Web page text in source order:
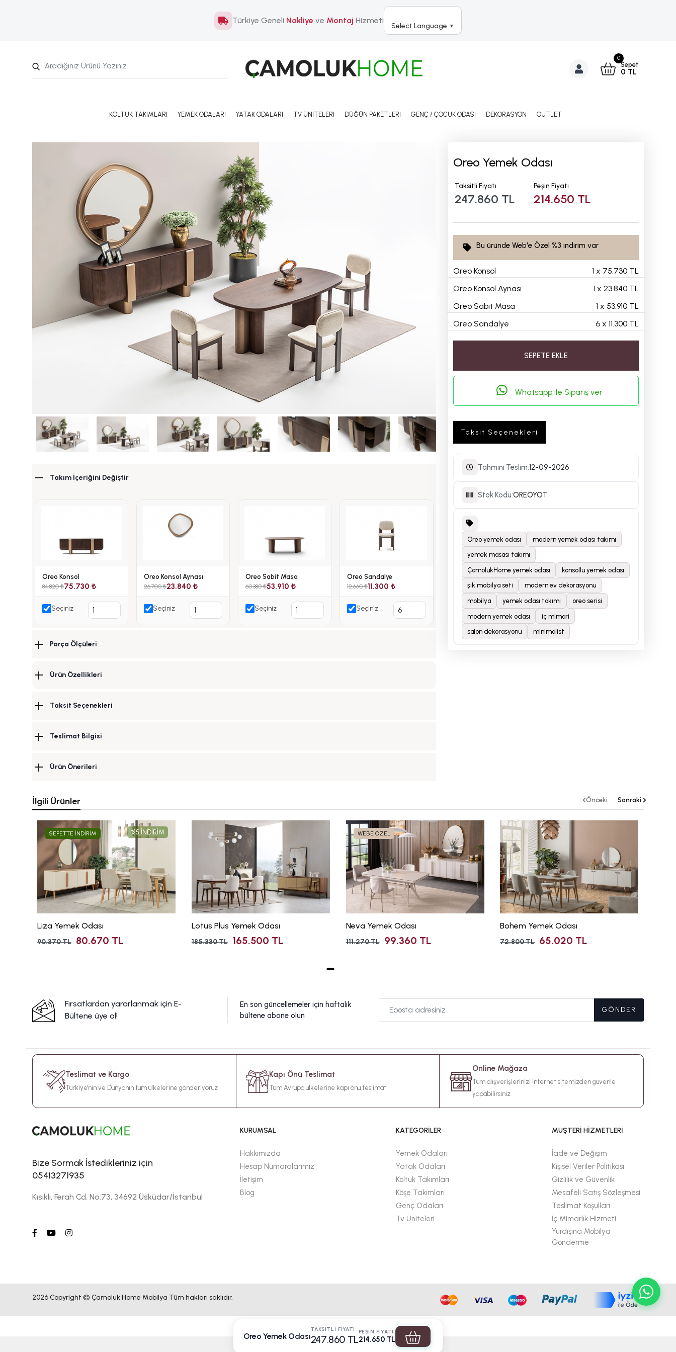
Türkiye Geneli Nakliye ve Montaj Hizmeti
Select Language ▼
0
Sepet
0 TL
KOLTUK TAKIMLARI YEMEK ODALARI YATAK ODALARI TV ÜNITELERI DÜĞÜN PAKETLERI GENÇ / ÇOCUK ODASI DEKORASYON OUTLET
Oreo Yemek Odası
TAKSITLI FIYATI
247.860 TL
PEŞIN FIYATI
214.650 TL
Takım İçeriğini Değiştir
Oreo Konsol
84.820 ₺75.730 ₺
Seçiniz
Oreo Konsol Aynası
26.700 ₺23.840 ₺
Seçiniz
Oreo Sabit Masa
60.380 ₺53.910 ₺
Seçiniz
Oreo Sandalye
12.660 ₺11.300 ₺
Seçiniz
Parça Ölçüleri
Ürün Özellikleri
Taksit Seçenekleri
Teslimat Bilgisi
Ürün Önerileri
Oreo Yemek Odası
Taksitli Fiyatı
247.860 TL
Peşin Fiyatı
214.650 TL
Bu üründe Web'e Özel %3 indirim var
Oreo Konsol 1 x 75.730 TL
Oreo Konsol Aynası
1 x 23.840 TL
Oreo Sabit Masa
1 x 53.910 TL
Oreo Sandalye
6x 11.300 TL
SEPETE EKLE
Whatsapp ile Sipariş ver
Taksit Seçenekleri
Tahmini Teslim:12-09-2026
Stok Kodu:OREOYOT
Oreo yemek odası modern yemek odası takımı
yemek masası takımı
ÇamolukHome yemek odası konsollu yemek odası
şık mobilya seti modern ev dekorasyonu
mobilya yemek odası takımı oreo serisi
modern yemek odası iç mimari
salon dekorasyonu minimalist
İlgili Ürünler
%5 İNDİRİM
SEPETTE İNDİRİM
Liza Yemek Odası
90.370 TL 80.670 TL
Lotus Plus Yemek Odası
185.330 TL 165.500 TL
WEB'E ÖZEL
Neva Yemek Odası
111.270 TL 99.360 TL
Bohem Yemek Odası
72.800 TL 65.020 TL
Önceki Sonraki
Fırsatlardan yararlanmak için E-
Bültene üye ol!
En son güncellemeler için haftalık
bültene abone olun
GÖNDER
Teslimat ve Kargo
Türkiye'nin ve Dünyanın tüm ülkelerine gönderiyoruz
Kapı Önü Teslimat
Tüm Avrupa ülkelerine kapı önü teslimat
Online Mağaza
Tüm alışverişlerinizi internet sitemizden güvenle
yapabilirsiniz
Bize Sormak İstedikleriniz için
05413271935
Kısıklı, Ferah Cd. No:73, 34692 Üsküdar/İstanbul
KURUMSAL
Hakkımızda
Hesap Numaralarımız
İletişim
Blog
KATEGORİLER
Yemek Odaları
Yatak Odaları
Koltuk Takımları
Köşe Takımları
Genç Odaları
Tv Üniteleri
MÜŞTERİ HİZMETLERİ
İade ve Değişim
Kişisel Veriler Politikası
Gizlilik ve Güvenlik
Mesafeli Satış Sözleşmesi
Teslimat Koşulları
İç Mimarlık Hizmeti
Yurdışına Mobilya
Gönderme
2026 Copyright © Çamoluk Home Mobilya Tüm hakları saklıdır.